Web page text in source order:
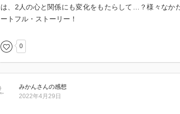
は、2人の心と関係にも変化をもたらして…？様々なか
ートフル・ストーリー！
0
みかんさんの感想
2022年4月29日